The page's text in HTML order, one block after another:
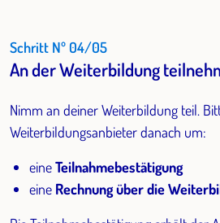
Schritt Nº 04/05
An der Weiterbildung
Nimm an deiner Weiterbildung teil.
Weiterbildungsanbieter danach um:
eineTeilnahmebestätigung
eine Rechnung über die